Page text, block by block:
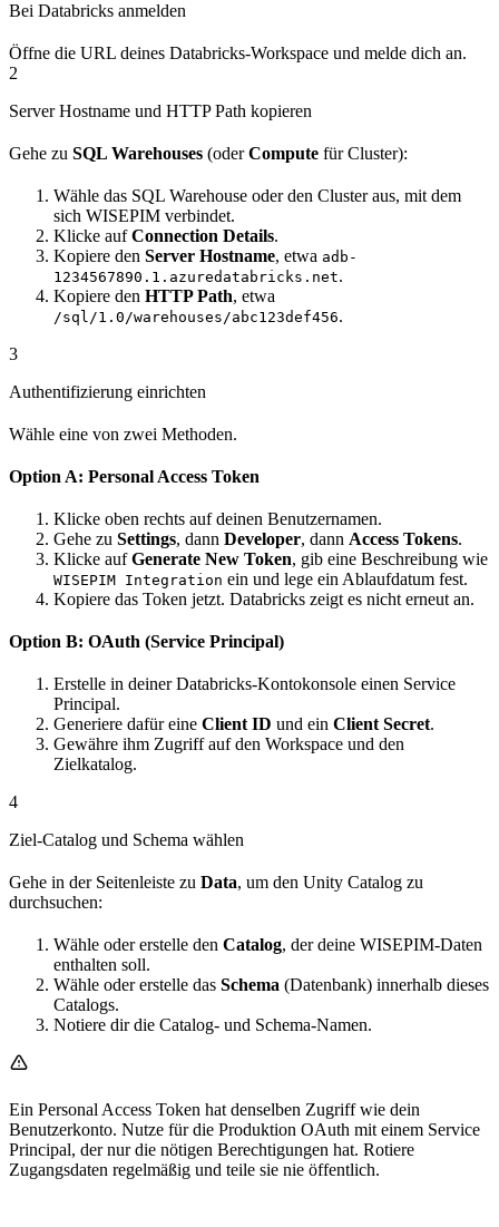
Bei Databricks anmelden
Öffne die URL deines Databricks-Workspace und melde dich an.
2
Server Hostname und HTTP Path kopieren
Gehe zu SQL Warehouses (oderCompute für Cluster):
Wähle das SQL Warehouse oder den Cluster aus, mit dem
sich WISEPIM verbindet.
Klicke aufConnection Details.
Kopiere den Server Hostname, etwa adb-
1234567890.1.azuredatabricks.net.
Kopiere den HTTP Path, etwa
/sql/1.0/warehouses/abc123def456.
3
Authentifizierung einrichten
Wähle eine von zwei Methoden.
Option A: Personal Access Token
Klicke oben rechts auf deinen Benutzernamen.
Gehe zu Settings, dann Developer, dann Access Tokens.
Klicke aufGenerate New Token, gib eine Beschreibung wie
WISEPIM Integration ein und lege ein Ablaufdatum fest.
Kopiere das Token jetzt. Databricks zeigt es nicht erneut an.
Option B: OAuth (Service Principal)
Erstelle in deiner Databricks-Kontokonsole einen Service
Principal.
Generiere dafür eine Client ID und ein Client Secret.
Gewähre ihm Zugriff auf den Workspace und den
Zielkatalog.
4
Ziel-Catalog und Schema wählen
Gehe in der Seitenleiste zu Data, um den Unity Catalog zu
durchsuchen:
Wähle oder erstelle den Catalog, der deine WISEPIM-Daten
enthalten soll.
Wähle oder erstelle das Schema (Datenbank) innerhalb dieses
Catalogs.
Notiere dir die Catalog- und Schema-Namen.
Ein Personal Access Token hat denselben Zugriff wie dein
Benutzerkonto. Nutze für die Produktion OAuth mit einem Service
Principal, der nur die nötigen Berechtigungen hat. Rotiere
Zugangsdaten regelmäßig und teile sie nie öffentlich.